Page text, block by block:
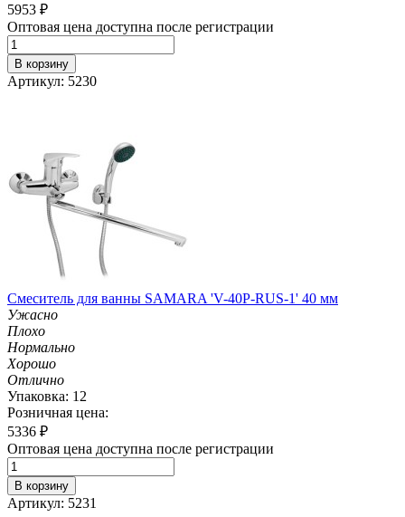
5953 ₽
Оптовая цена доступна после регистрации
В корзину
Артикул: 5230
Смеситель для ванны SAMARA 'V-40P-RUS-1' 40 мм
Ужасно
Плохо
Нормально
Хорошо
Отлично
Упаковка: 12
Розничная цена:
5336 ₽
Оптовая цена доступна после регистрации
В корзину
Артикул: 5231